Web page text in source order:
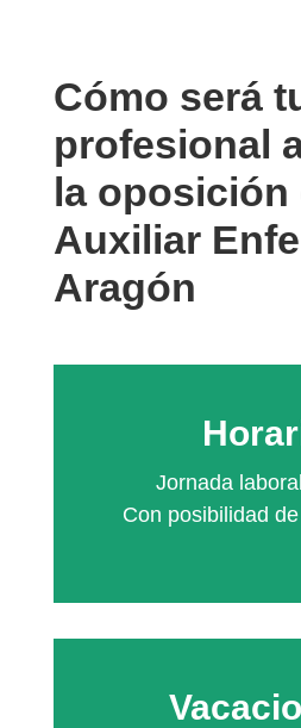
Cómo será
profesional
la oposición
Auxiliar
Aragón
Jornada
Con posibilidad